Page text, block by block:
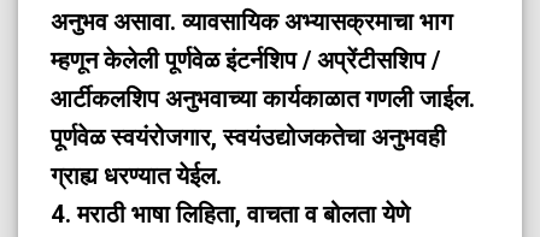
अनुभव असावा. व्यावसायिक अभ्यासक्रमाचा भाग
म्हणून केलेली पूर्णवेळ इंटर्नशिप / अप्रेंटीसशिप /
आर्टीकलशिप अनुभवाच्या कार्यकाळात गणली जाईल.
पूर्णवेळ स्वयंरोजगार, स्वयंउद्योजकतेचा अनुभवही
ग्राह्य धरण्यात येईल.
4. मराठी भाषा लिहिता, वाचता व बोलता येणे